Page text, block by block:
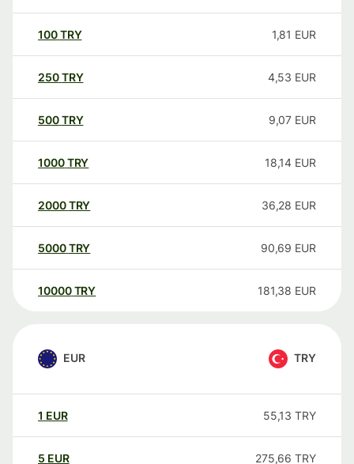
100TRY 1,81 EUR
250TRY 4,53 EUR
500TRY 9,07 EUR
1000TRY 18,14 EUR
2000TRY 36,28 EUR
5000TRY 90,69 EUR
10000 TRY 181,38 EUR
EUR TRY
1 EUR 55,13 TRY
5 EUR 275,66 TRY